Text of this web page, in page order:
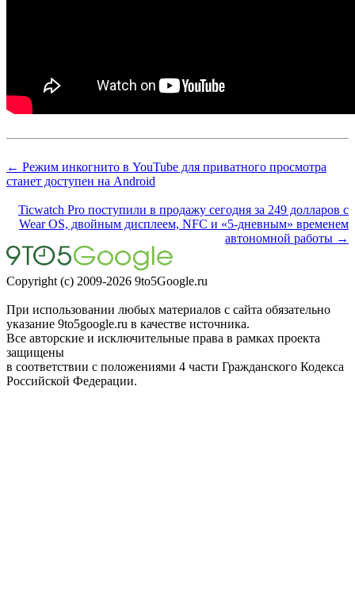
← Режим инкогнито в YouTube для приватного просмотра
станет доступен на Android
Ticwatch Pro поступили в продажу сегодня за 249 долларов с
Wear OS, двойным дисплеем, NFC и «5-дневным» временем
автономной работы →
Copyright (c) 2009-2026 9to5Google.ru
При использовании любых материалов с сайта обязательно
указание 9to5google.ru в качестве источника.
Все авторские и исключительные права в рамках проекта
защищены
в соответствии с положениями 4 части Гражданского Кодекса
Российской Федерации.